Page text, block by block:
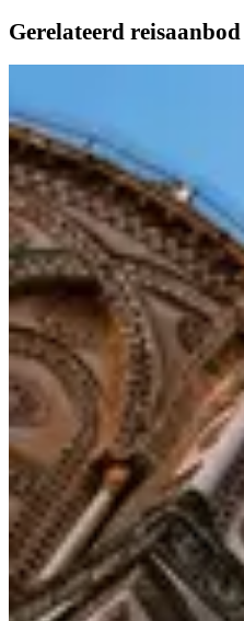
Gerelateerd reisaanbod